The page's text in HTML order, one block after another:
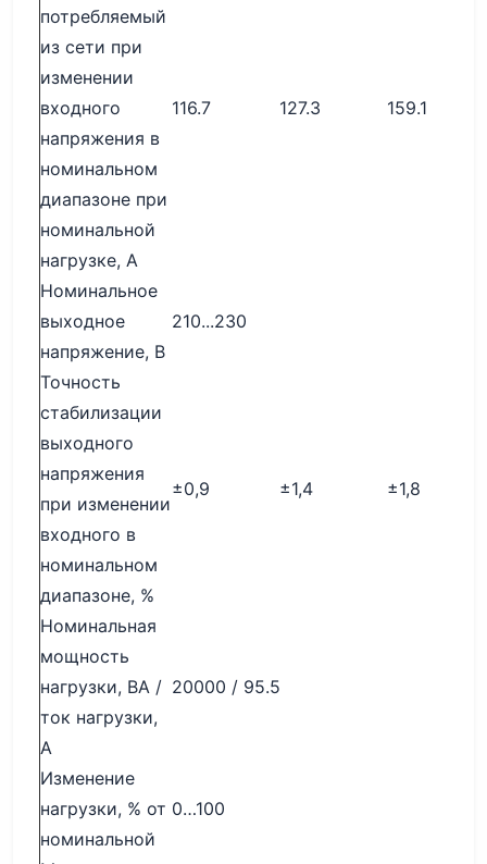
потребляемый
из сети при
изменении
входного
напряжения в
номинальном
диапазоне при
номинальной
нагрузке, А
116.7 127.3 159.1
Номинальное
выходное
напряжение, В
210...230
Точность
стабилизации
выходного
напряжения
при изменении
входного в
номинальном
диапазоне, %
±0,9 ±1,4 ±1,8
Номинальная
мощность
нагрузки, ВА /
ток нагрузки,
А
20000 / 95.5
Изменение
нагрузки, % от
номинальной
0…100